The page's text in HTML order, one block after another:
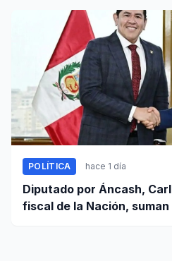
POLÍTICA hace 1 día
Diputado por Áncash,
fiscal de la Nación,